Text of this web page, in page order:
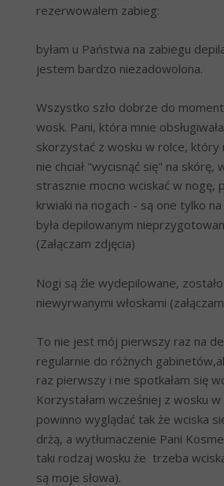
rezerwowalem zabieg:
byłam u Państwa na zabiegu
jestem bardzo niezadowolona.
Wszystko szło dobrze do
wosk. Pani, która mnie
skorzystać z wosku w rolce, który
nie chciał "wycisnąć się" na skórę,
strasznie mocno wciskać w nogę,
krwiaki na nogach - są one tylko
była depilowanym
(Załączam zdjęcia)
Nogi są źle wydepilowane,
niewyrwanymi włoskami
To nie jest mój pierwszy raz na
regularnie do różnych
raz pierwszy i nie spotkałam się
Korzystałam wcześniej z wosku
powinno wyglądać tak że wciska
drżą, a wytłumaczenie Pani
taki rodzaj wosku że  trzeba
są moje słowa).